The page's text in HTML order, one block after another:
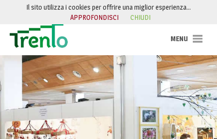
Salta al contenuto
Il sito utilizza i cookies per offrire una miglior esperienza…
APPROFONDISCI
CHIUDI